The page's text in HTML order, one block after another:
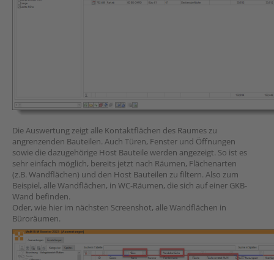
Die Auswertung zeigt alle Kontaktflächen des Raumes zu
angrenzenden Bauteilen. Auch Türen, Fenster und Öffnungen
sowie die dazugehörige Host Bauteile werden angezeigt. So ist es
sehr einfach möglich, bereits jetzt nach Räumen, Flächenarten
(z.B. Wandflächen) und den Host Bauteilen zu filtern. Also zum
Beispiel, alle Wandflächen, in WC-Räumen, die sich auf einer GKB-
Wand befinden.
Oder, wie hier im nächsten Screenshot, alle Wandflächen in
Büroräumen.